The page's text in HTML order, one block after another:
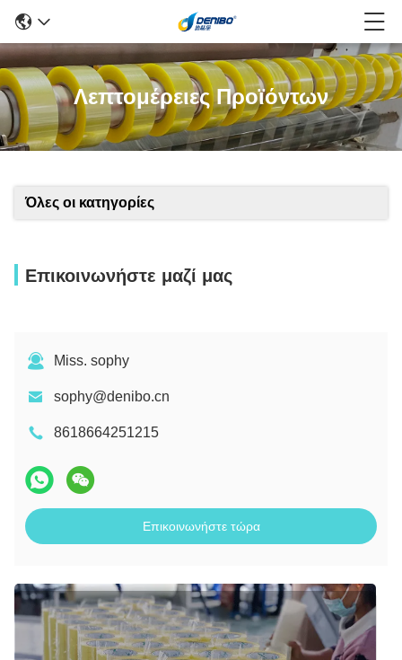
Λεπτομέρειες Προϊόντων
Όλες οι κατηγορίες
Επικοινωνήστε μαζί μας
Miss. sophy
sophy@denibo.cn
8618664251215
Επικοινωνήστε τώρα